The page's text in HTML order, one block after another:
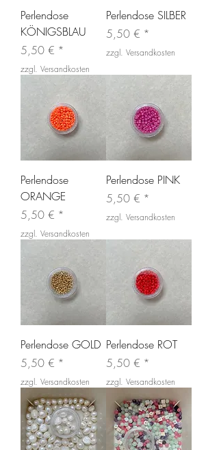
Perlendose
KÖNIGSBLAU
Preis
5,50 €
zzgl. Versandkosten
Perlendose SILBER
Preis
5,50 €
zzgl. Versandkosten
Perlendose
ORANGE
Preis
5,50 €
zzgl. Versandkosten
Perlendose PINK
Preis
5,50 €
zzgl. Versandkosten
Perlendose GOLD
Preis
5,50 €
zzgl. Versandkosten
Perlendose ROT
Preis
5,50 €
zzgl. Versandkosten